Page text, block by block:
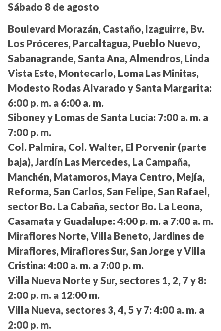
Sábado 8 de agosto
Boulevard Morazán, Castaño, Izaguirre, Bv.
Los Próceres, Parcaltagua, Pueblo Nuevo,
Sabanagrande, Santa Ana, Almendros, Linda
Vista Este, Montecarlo, Loma Las Minitas,
Modesto Rodas Alvarado y Santa Margarita:
6:00 p. m. a 6:00 a. m.
Siboney y Lomas de Santa Lucía: 7:00 a. m. a
7:00 p. m.
Col. Palmira, Col. Walter, El Porvenir (parte
baja), Jardín Las Mercedes, La Campaña,
Manchén, Matamoros, Maya Centro, Mejía,
Reforma, San Carlos, San Felipe, San Rafael,
sector Bo. La Cabaña, sector Bo. La Leona,
Casamata y Guadalupe: 4:00 p. m. a 7:00 a. m.
Miraflores Norte, Villa Beneto, Jardines de
Miraflores, Miraflores Sur, San Jorge y Villa
Cristina: 4:00 a. m. a 7:00 p. m.
Villa Nueva Norte y Sur, sectores 1, 2, 7 y 8:
2:00 p. m. a 12:00 m.
Villa Nueva, sectores 3, 4, 5 y 7: 4:00 a. m. a
2:00 p. m.